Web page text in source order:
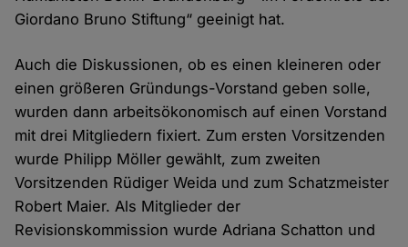
Giordano Bruno Stiftung“ geeinigt hat.
Auch die Diskussionen, ob es einen kleineren oder
einen größeren Gründungs-Vorstand geben solle,
wurden dann arbeitsökonomisch auf einen Vorstand
mit drei Mitgliedern fixiert. Zum ersten Vorsitzenden
wurde Philipp Möller gewählt, zum zweiten
Vorsitzenden Rüdiger Weida und zum Schatzmeister
Robert Maier. Als Mitglieder der
Revisionskommission wurde Adriana Schatton und